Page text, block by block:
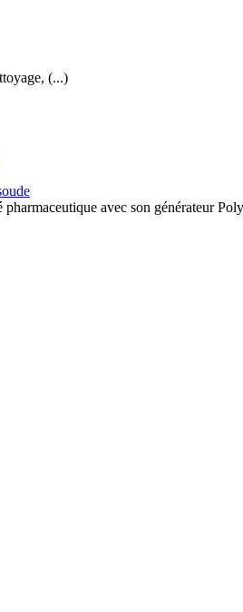
(...)
avec son générateur